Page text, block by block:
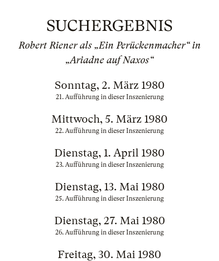
SUCHERGEBNIS
Robert Riener als „Ein Perückenmacher“ in
„Ariadne auf Naxos“
Sonntag, 2. März 1980
21. Aufführung in dieser Inszenierung
Mittwoch, 5. März 1980
22. Aufführung in dieser Inszenierung
Dienstag, 1. April 1980
23. Aufführung in dieser Inszenierung
Dienstag, 13. Mai 1980
25. Aufführung in dieser Inszenierung
Dienstag, 27. Mai 1980
26. Aufführung in dieser Inszenierung
Freitag, 30. Mai 1980